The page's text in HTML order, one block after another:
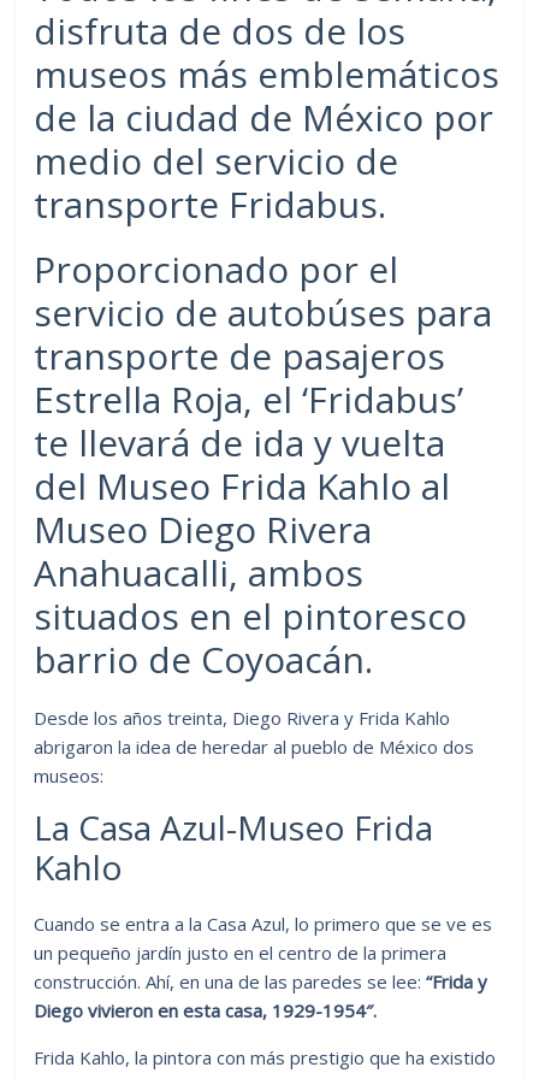
disfruta de dos de los
museos más emblemáticos
de la ciudad de México por
medio del servicio de
transporte Fridabus.
Proporcionado por el
servicio de autobúses para
transporte de pasajeros
Estrella Roja, el ‘Fridabus’
te llevará de ida y vuelta
del Museo Frida Kahlo al
Museo Diego Rivera
Anahuacalli, ambos
situados en el pintoresco
barrio de Coyoacán.
Desde los años treinta, Diego Rivera y Frida Kahlo
abrigaron la idea de heredar al pueblo de México dos
museos:
La Casa Azul-Museo Frida
Kahlo
Cuando se entra a la Casa Azul, lo primero que se ve es
un pequeño jardín justo en el centro de la primera
construcción. Ahí, en una de las paredes se lee:“Frida y
Diego vivieron en esta casa, 1929-1954″.
Frida Kahlo, la pintora con más prestigio que ha existido